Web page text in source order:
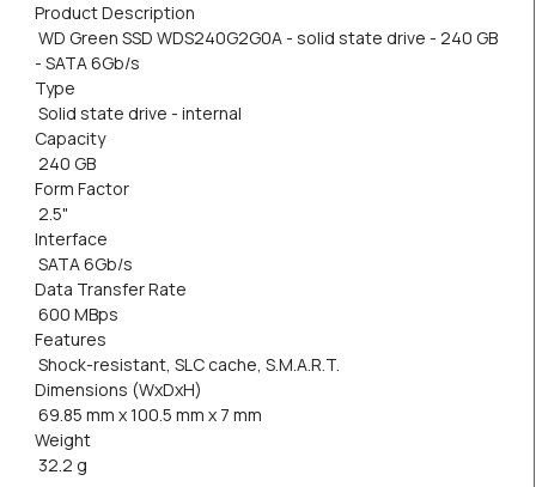
Product Description
WD Green SSD WDS240G2G0A - solid state drive - 240 GB
- SATA 6Gb/s
Type
Solid state drive - internal
Capacity
240 GB
Form Factor
2.5"
Interface
SATA 6Gb/s
Data Transfer Rate
600 MBps
Features
Shock-resistant, SLC cache, S.M.A.R.T.
Dimensions (WxDxH)
69.85 mm x 100.5 mm x 7 mm
Weight
32.2 g